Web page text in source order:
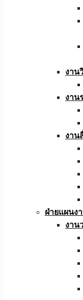
งาน
งาน
งาน
ฝ่ายแผนง
งาน